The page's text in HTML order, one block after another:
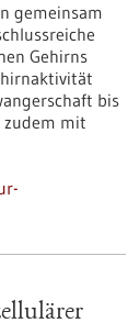
gemeinsam
Gehirns
bis
zudem mit